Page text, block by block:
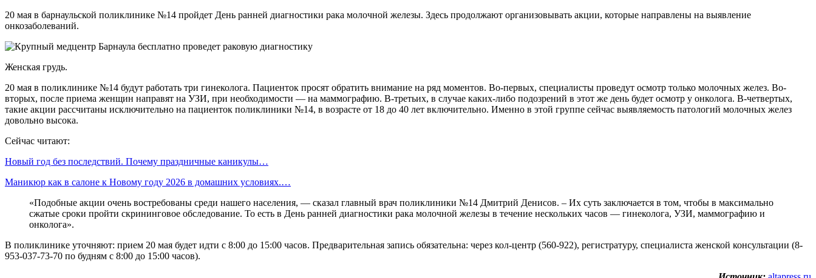
20 мая в барнаульской поликлинике №14 пройдет День ранней диагностики рака молочной железы. Здесь продолжают организовывать акции, которые направлены на выявление
онкозаболеваний.
Женская грудь.
20 мая в поликлинике №14 будут работать три гинеколога. Пациенток просят обратить внимание на ряд моментов. Во-первых, специалисты проведут осмотр только молочных желез. Во-
вторых, после приема женщин направят на УЗИ, при необходимости — на маммографию. В-третьих, в случае каких-либо подозрений в этот же день будет осмотр у онколога. В-четвертых,
такие акции рассчитаны исключительно на пациенток поликлиники №14, в возрасте от 18 до 40 лет включительно. Именно в этой группе сейчас выявляемость патологий молочных желез
довольно высока.
Сейчас читают:
Новый год без последствий. Почему праздничные каникулы…
Маникюр как в салоне к Новому году 2026 в домашних условиях.…
«Подобные акции очень востребованы среди нашего населения, — сказал главный врач поликлиники №14 Дмитрий Денисов. – Их суть заключается в том, чтобы в максимально
сжатые сроки пройти скрининговое обследование. То есть в День ранней диагностики рака молочной железы в течение нескольких часов — гинеколога, УЗИ, маммографию и
онколога».
В поликлинике уточняют: прием 20 мая будет идти с 8:00 до 15:00 часов. Предварительная запись обязательна: через кол-центр (560-922), регистратуру, специалиста женской консультации (8-
953-037-73-70 по будням с 8:00 до 15:00 часов).